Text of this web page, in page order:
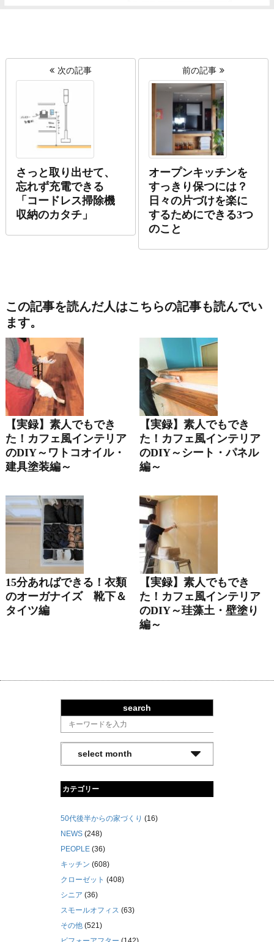
次の記事
さっと取り出せて、
忘れず充電できる
「コードレス掃除機
収納のカタチ」
前の記事
オープンキッチンを
すっきり保つには？
日々の片づけを楽に
するためにできる3つ
のこと
この記事を読んだ人はこちらの記事も読んでい
ます。
【実録】素人でもでき
た！カフェ風インテリア
のDIY～ワトコオイル・
建具塗装編～
【実録】素人でもでき
た！カフェ風インテリア
のDIY～シート・パネル
編～
15分あればできる！衣類
のオーガナイズ 靴下＆
タイツ編
【実録】素人でもでき
た！カフェ風インテリア
のDIY～珪藻土・壁塗り
編～
search
カテゴリー
50代後半からの家づくり (16)
NEWS (248)
PEOPLE (36)
キッチン (608)
クローゼット (408)
シニア (36)
スモールオフィス (63)
その他 (521)